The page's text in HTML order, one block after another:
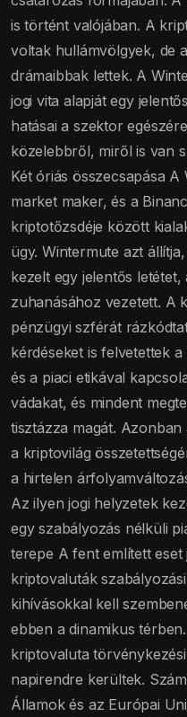
is történt valójában. A
voltak hullámvölgyek, de
drámaibbak lettek. A
jogi vita alapját egy
hatásai a szektor
közelebbről, miről is van
Két óriás összecsapása
market maker, és a
kriptotőzsdéje között
ügy. Wintermute azt
kezelt egy jelentős
zuhanásához vezetett. A
pénzügyi szférát
kérdéseket is felvetettek
és a piaci etikával
vádakat, és mindent
tisztázza magát.
a kriptovilág
a hirtelen
Az ilyen jogi helyzetek
egy szabályozás nélküli
terepe A fent említett
kriptovaluták
kihívásokkal kell
ebben a dinamikus
kriptovaluta
napirendre kerültek.
Államok és az Európai